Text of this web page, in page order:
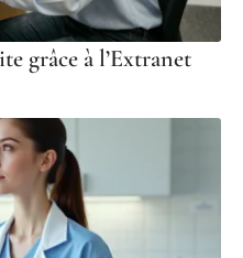
grâce à l’Extranet